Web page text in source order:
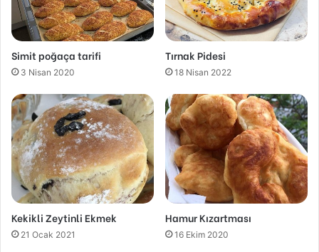
Simit poğaça tarifi
3 Nisan 2020
Tırnak Pidesi
18 Nisan 2022
Kekikli Zeytinli Ekmek
21 Ocak 2021
Hamur Kızartması
16 Ekim 2020